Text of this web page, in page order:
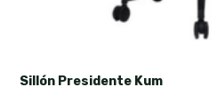
Sillón Presidente Kum